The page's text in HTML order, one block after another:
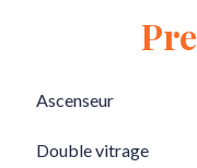
Ascenseur
Double vitrage